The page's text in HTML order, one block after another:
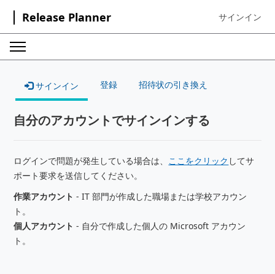
Release Planner Sign in to
サインイン
サインイン 登録 招待状の引き換え
自分のアカウントでサインインする
ログインで問題が発生している場合は、 ここをクリック してサ
ポート要求を送信してください。
作業アカウント - IT 部門が作成した職場または学校アカウン
ト。
個人アカウント - 自分で作成した個人の Microsoft アカウン
ト。